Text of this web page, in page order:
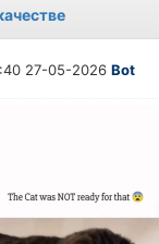
27-05-2026Bot